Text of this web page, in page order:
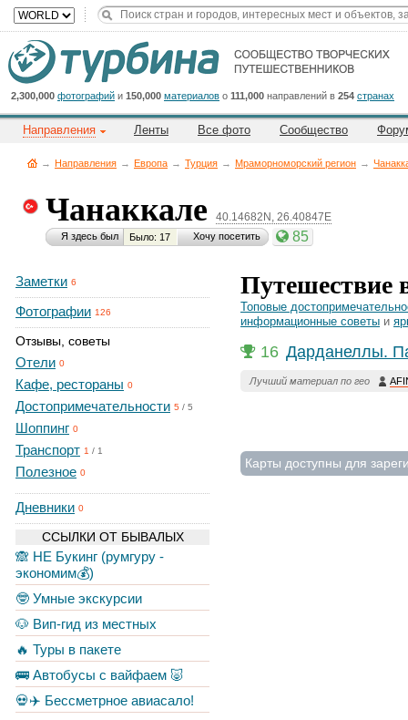
2,300,000 фотографий и 150,000 материалов о 111,000 направлений в 254 странах
Направления Ленты Все фото Сообщество
→ Направления → Европа → Турция → Мраморноморский регион →
Чанаккале 40.14682N, 26.40847E
Я здесь был Было: 17 Хочу посетить 85
Заметки 6
Фотографии 126
Отзывы, советы
Отели 0
Кафе, рестораны 0
Достопримечательности 5 / 5
Шоппинг 0
Транспорт 1 / 1
Полезное 0
Дневники 0
ССЫЛКИ ОТ БЫВАЛЫХ
🙈 НЕ Букинг (румгуру -
экономим💰)
🤓 Умные экскурсии
🐶 Вип-гид из местных
🔥 Туры в пакете
🚌 Автобусы с вайфаем 🐷
💀✈️ Бессметрное авиасало!
Путешествие
Топовые
информационные советы и
16 Дарданеллы.
Лучший материал по гео
Карты доступны для
Cейчас
на
сайте:
Title
Button